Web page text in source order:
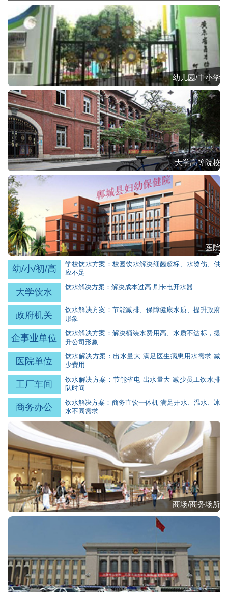
幼儿园/中小学
大学高等院校
医院
幼/小/初/高
学校饮水方案：校园饮水解决细菌超标、水烫伤、供
应不足
大学饮水 饮水解决方案：解决成本过高 刷卡电开水器
政府机关
饮水解决方案：节能减排、保障健康水质、提升政府
形象
企事业单位
饮水解决方案：解决桶装水费用高、水质不达标，提
升公司形象
医院单位
饮水解决方案：出水量大 满足医生病患用水需求 减
少费用
工厂车间
饮水解决方案：节能省电 出水量大 减少员工饮水排
队时间
商务办公
饮水解决方案：商务直饮一体机 满足开水、温水、冰
水不同需求
商场/商务场所